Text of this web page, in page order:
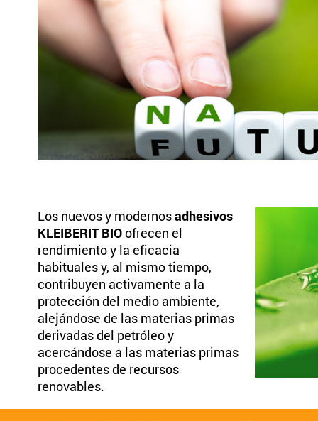
Los nuevos y modernosadhesivos
KLEIBERIT BIOofrecen el
rendimiento y la eficacia
habituales y, al mismo tiempo,
contribuyen activamente a la
protección del medio ambiente,
alejándose de las materias primas
derivadas del petróleo y
acercándose a las materias primas
procedentes de recursos
renovables.